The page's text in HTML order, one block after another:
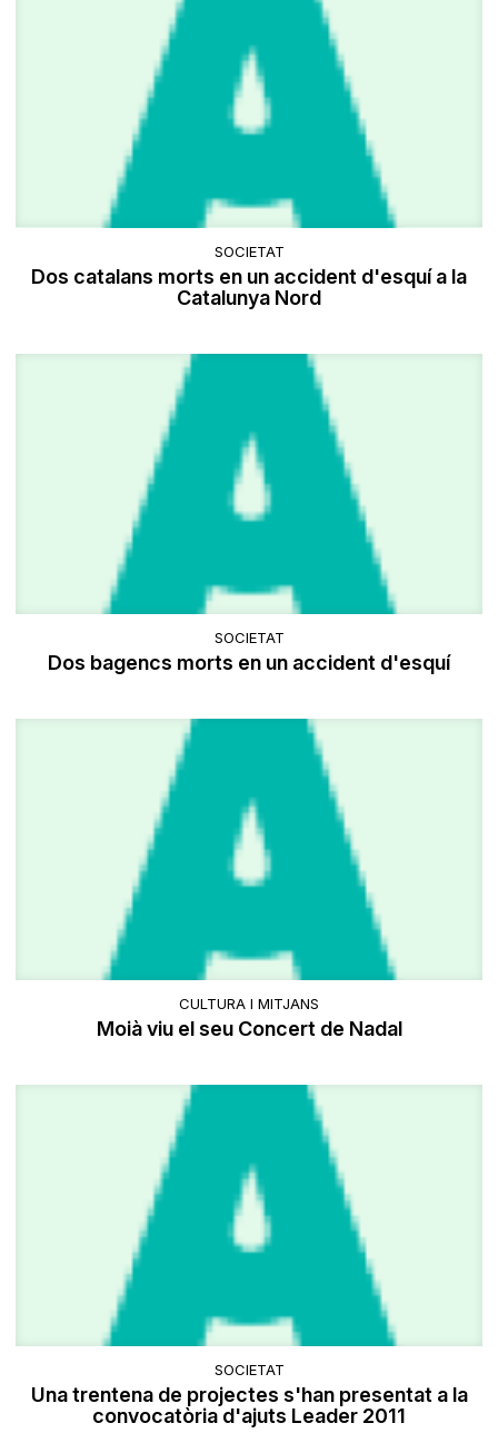
SOCIETAT
Dos catalans morts en un accident d'esquí a la
Catalunya Nord
SOCIETAT
Dos bagencs morts en un accident d'esquí
CULTURA I MITJANS
Moià viu el seu Concert de Nadal
SOCIETAT
Una trentena de projectes s'han presentat a la
convocatòria d'ajuts Leader 2011